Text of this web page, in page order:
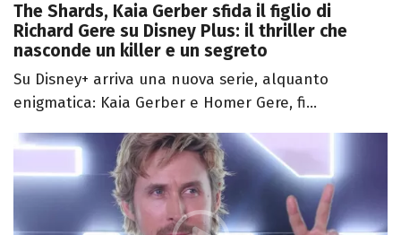
The Shards, Kaia Gerber sfida il figlio di
Richard Gere su Disney Plus: il thriller che
nasconde un killer e un segreto
Su Disney+ arriva una nuova serie, alquanto
enigmatica: Kaia Gerber e Homer Gere, fi...